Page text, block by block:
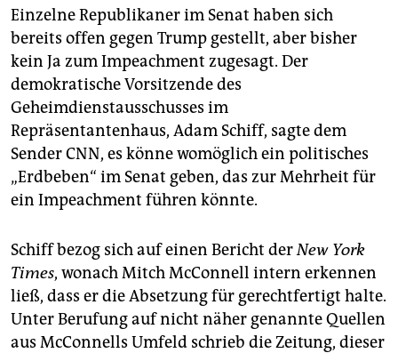
Einzelne Republikaner im Senat haben sich
bereits offen gegen Trump gestellt, aber bisher
kein Ja zum Impeachment zugesagt. Der
demokratische Vorsitzende des
Geheimdienstausschusses im
Repräsentantenhaus, Adam Schiff, sagte dem
Sender CNN, es könne womöglich ein politisches
„Erdbeben“ im Senat geben, das zur Mehrheit für
ein Impeachment führen könnte.
Schiff bezog sich auf einen Bericht derNew York
Times, wonach Mitch McConnell intern erkennen
ließ, dass er die Absetzung für gerechtfertigt halte.
Unter Berufung auf nicht näher genannte Quellen
aus McConnells Umfeld schrieb die Zeitung, dieser